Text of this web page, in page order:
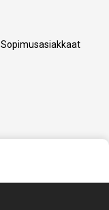
Sopimusasiakkaat